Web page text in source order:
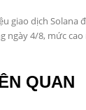
giao dịch Solana
ngày 4/8, mức cao
QUAN